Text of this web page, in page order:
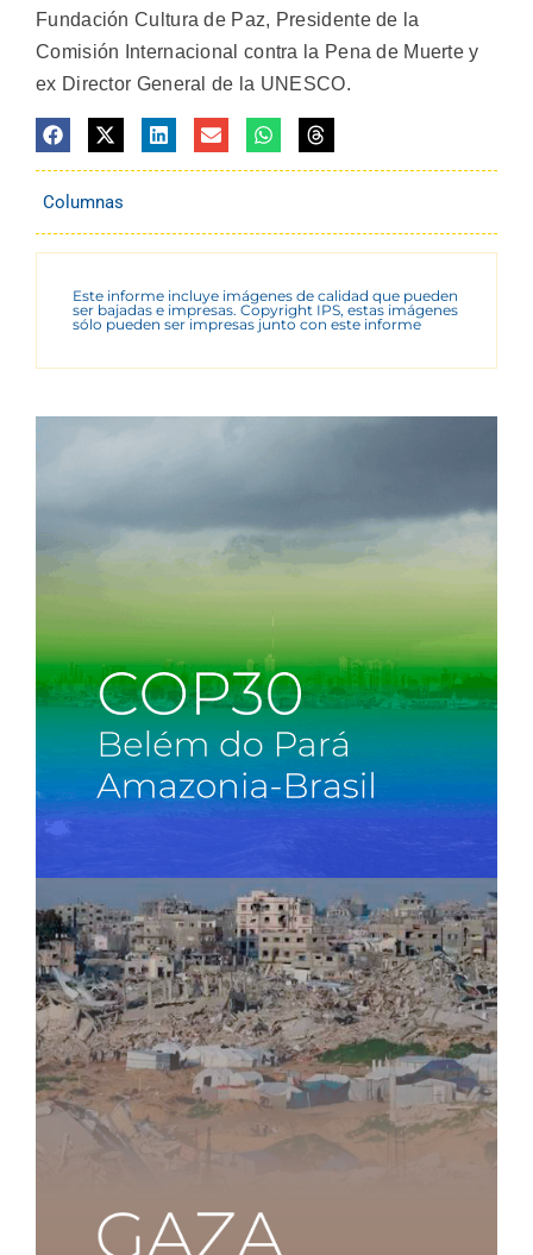
Fundación Cultura de Paz, Presidente de la
Comisión Internacional contra la Pena de Muerte y
ex Director General de la UNESCO.
Columnas
Este informe incluye imágenes de calidad que pueden
ser bajadas e impresas. Copyright IPS, estas imágenes
sólo pueden ser impresas junto con este informe